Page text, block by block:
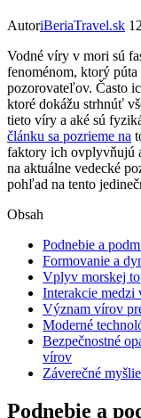
AutoriBeriaTravel.sk
Vodné víry v mori sú
fenoménom, ktorý
pozorovateľov. Často
ktoré dokážu strhnúť
tieto víry a aké sú
článku sa pozrieme na
faktory ich ovplyvňujú
na aktuálne vedecké
pohľad na tento
Obsah
Podnebie a
Formovanie a
Vplyv morskej
Interakcie
Význam vírov
Moderné
Bezpečnostné
vírov
Záverečné
Podnebie a